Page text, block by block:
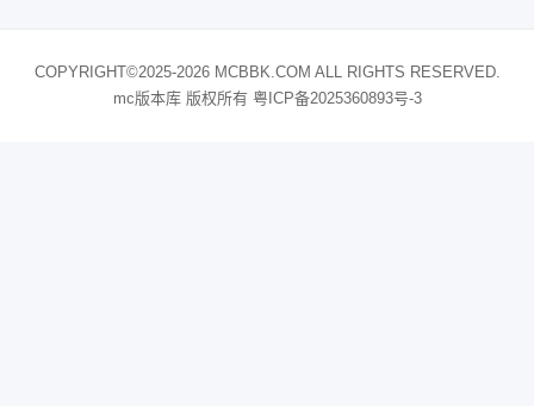
COPYRIGHT©2025-2026 MCBBK.COM ALL RIGHTS RESERVED.
mc版本库 版权所有 粤ICP备2025360893号-3